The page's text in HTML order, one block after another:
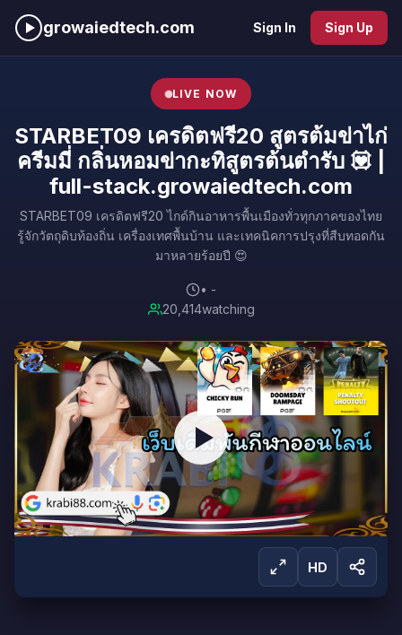
growaiedtech.com Sign In Sign Up
LIVE NOW
STARBET09 เครดิตฟรี20 สูตรต้มข่าไก่
ครีมมี่ กลิ่นหอมข่ากะทิสูตรต้นตำรับ 💟 |
full-stack.growaiedtech.com
STARBET09 เครดิตฟรี20 ไกด์กินอาหารพื้นเมืองทั่วทุกภาคของไทย
รู้จักวัตถุดิบท้องถิ่น เครื่องเทศพื้นบ้าน และเทคนิคการปรุงที่สืบทอดกัน
มาหลายร้อยปี 😍
• -
20,414watching
HD